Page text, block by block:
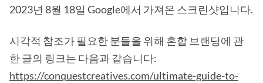
2023년 8월 18일 Google에서 가져온 스크린샷입니다.
시각적 참조가 필요한 분들을 위해 혼합 브랜딩에 관
한 글의 링크는 다음과 같습니다:
https://conquestcreatives.com/ultimate-guide-to-